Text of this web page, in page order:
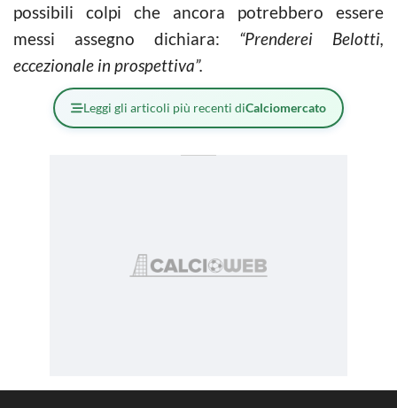
possibili colpi che ancora potrebbero essere
messi assegno dichiara: “Prenderei Belotti,
eccezionale in prospettiva”.
Leggi gli articoli più recenti diCalciomercato